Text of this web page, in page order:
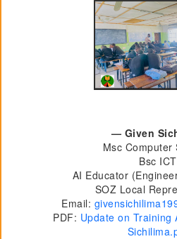
— Given
Msc Computer
Bsc ICT
AI Educator
SOZ Local
Email:
PDF: Update on Training